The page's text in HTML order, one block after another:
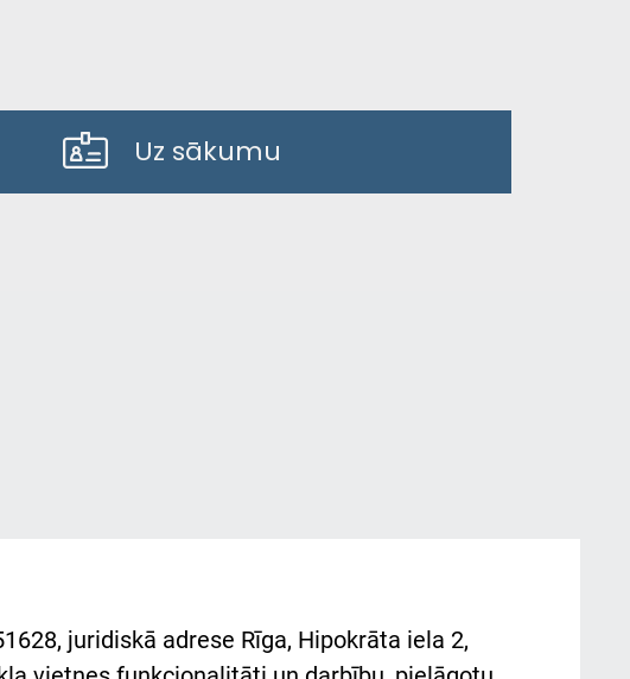
Uz sākumu
juridiskā adrese Rīga, Hipokrāta iela 2,